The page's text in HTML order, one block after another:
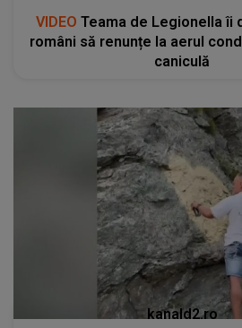
VIDEO Teama de Legionella îi
români să renunțe la aerul
caniculă
kanald2.ro